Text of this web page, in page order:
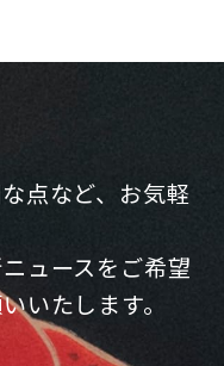
点など、お気軽
ュースをご希望
いたします。